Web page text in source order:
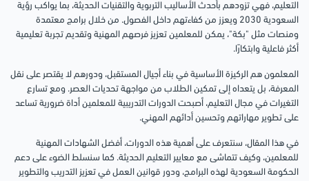
التعليم، فهي تزودهم بأحدث الأساليب التربوية والتقنيات الحديثة، بما يواكب رؤية
السعودية 2030 ويعزز من كفاءتهم داخل الفصول. من خلال برامج معتمدة
ومنصات مثل "بكة"، يمكن للمعلمين تعزيز فرصهم المهنية وتقديم تجربة تعليمية
أكثر فاعلية وابتكارًا.
المعلمون هم الركيزة الأساسية في بناء أجيال المستقبل، ودورهم لا يقتصر على نقل
المعرفة، بل يتعداه إلى تمكين الطلاب من مواجهة تحديات العصر. ومع تسارع
التغيرات في مجال التعليم، أصبحت الدورات التدريبية للمعلمين أداة ضرورية تساعد
على تطوير مهاراتهم وتحسين أدائهم المهني.
في هذا المقال، سنتعرف على أهمية هذه الدورات، أفضل الشهادات المهنية
للمعلمين، وكيف تتماشى مع معايير التعليم الحديثة. كما سنسلط الضوء على دعم
الحكومة السعودية لهذه البرامج، ودور قوانين العمل في تعزيز التدريب والتطوير